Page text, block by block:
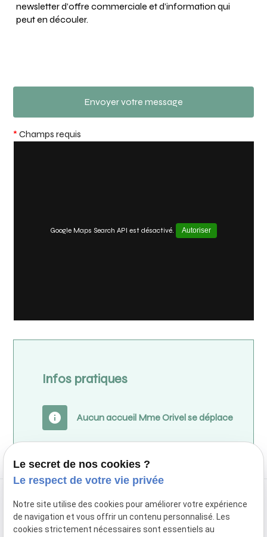
newsletter d’offre commerciale et d’information qui
peut en découler.
* Champs requis
Google Maps Search API est désactivé. Autoriser
Infos pratiques
info Aucun accueil Mme Orivel se déplace
Le secret de nos cookies ?
Le respect de votre vie privée
Notre site utilise des cookies pour améliorer votre expérience
de navigation et vous offrir un contenu personnalisé. Les
cookies strictement nécessaires sont essentiels au